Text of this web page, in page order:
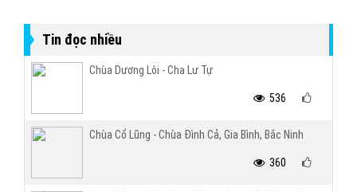
Tin đọc nhiều
Chùa Dương Lôi - Cha Lư Tự
536
Chùa Cổ Lũng - Chùa Đình Cả, Gia Bình, Bắc Ninh
360